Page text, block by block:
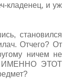
кладенец, и уж
становился
Отчего? От
ничем не
ИМЕННО ЭТОТ